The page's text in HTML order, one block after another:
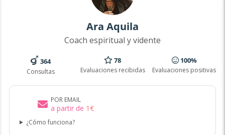
Ara Aquila
Coach espiritual y vidente
364
Consultas
78
Evaluaciones recibidas
100%
Evaluaciones positivas
POR EMAIL
a partir de 1€
¿Cómo funciona?